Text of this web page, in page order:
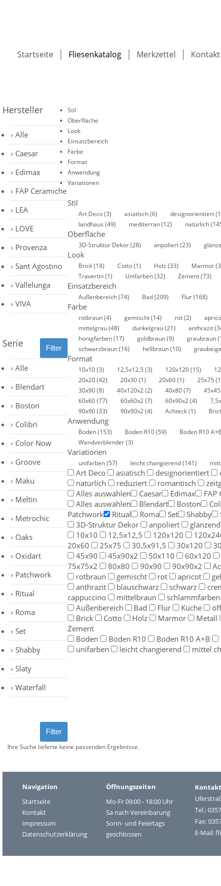
Startseite Fliesenkatalog Merkzettel Kontakt
Hersteller
Alle
Caesar
Edimax
FAP Ceramiche
LEA
LOVE
Provenza
Sant Agostino
Vallelunga
VIVA
Serie
Alle
Blendart
Boston
Colibri
Color Now
Groove
Maku
Meltin
Metrochic
Oaks
Oxidart
Patchwork
Ritual
Roma
Set
Shabby
Slaty
Waterfall
Stil
Oberfläche
Look
Einsatzbereich
Farbe
Format
Anwendung
Variationen
Stil
Art Deco(3) asiatisch(6) designorientiert
landhaus (49) mediterran(12) natürlich
Oberfläche
3D-Struktur Dekor(28) anpoliert(23)
Look
Brick(18) Cotto(1) Holz (33) Marmor
Travertin(1) Unifarben(32) Zement(73)
Einsatzbereich
Außenbereich(74) Bad(209) Flur(168)
Farbe
rotbraun(4) gemischt(14) rot(2)
mittelgrau(48) dunkelgrau(21) anthrazit
honigfarben(17) goldbraun(9) graubraun
schwarzbraun(16) hellbraun(10)
Format
10x10(3) 12,5x12,5 (3) 120x120(15)
20x20(42) 20x30(1) 20x60(1) 25x75
30x90(8) 40x120x2(2) 40x80(7)
60x60(77) 60x60x2(7) 60x90x2(4)
90x90(33) 90x90x2(4) Achteck(1)
Anwendung
Boden(153) Boden R10(59)
Boden R10
Wandverblender(3)
Variationen
unifarben(57) leicht changierend(141)
Art Deco asiatisch designorientiert
natürlich
reduziert romantisch
Alles auswählen
Caesar Edimax
FAP
Alles auswählen
Blendart Boston
Patchwork
Ritual Roma Set Shabby
3D-Struktur Dekor
anpoliert
glänzend
10x10
12,5x12,5 120x120
20x60
25x75 30,5x91,5 30x120
45x90
45x90x2 50x110
60x120
75x75x2
80x80 90x90 90x90x2
rotbraun
gemischt rot apricot
anthrazit
blauschwarz schwarz
cappuccino
mittelbraun
schlammfarben
Außenbereich
Bad Flur Küche
Brick
Cotto Holz Marmor
Metall
Zement
Boden
Boden R10 Boden R10 A+B
unifarben
leicht changierend mittel
Ihre Suche lieferte keine passenden Ergebnisse.
Navigation
Startseite
Kontakt
Impressum
Datenschutzerklärung
Öffnungszeiten
Mo-Fr 09:00 - 18:00 Uhr
Sa nach Vereinbarung
Sonn- und Feiertags
geschlossen
Kontakt
Tel.:
Fax:
E-Mail: